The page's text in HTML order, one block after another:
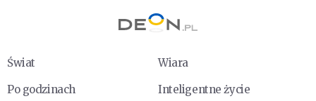
Świat
Wiara
Po godzinach
Inteligentne życie